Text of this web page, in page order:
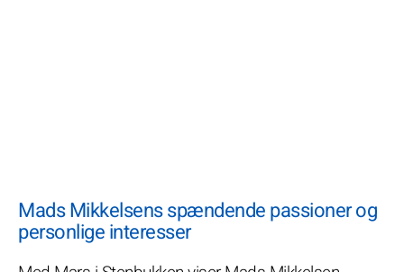
Mads Mikkelsens spændende passioner og
personlige interesser